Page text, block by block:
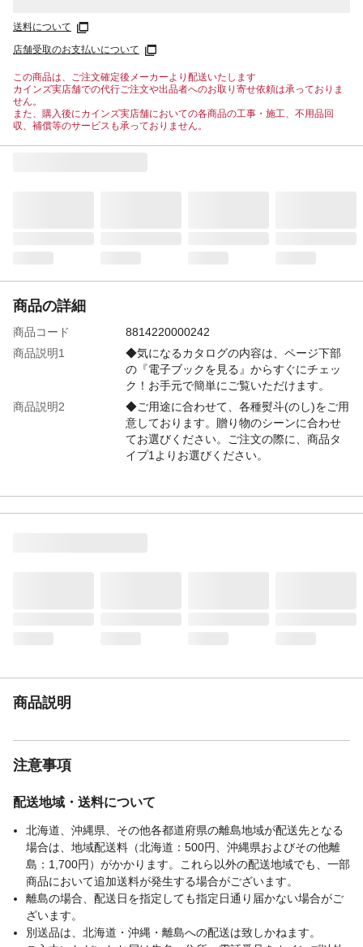
送料について
店舗受取のお支払いについて
この商品は、ご注文確定後メーカーより配送いたします
カインズ実店舗での代行ご注文や出品者へのお取り寄せ依頼は承っておりま
せん。
また、購入後にカインズ実店舗においての各商品の工事・施工、不用品回
収、補償等のサービスも承っておりません。
商品の詳細
商品コード
8814220000242
商品説明1
◆気になるカタログの内容は、ページ下部
の『電子ブックを見る』からすぐにチェッ
ク！お手元で簡単にご覧いただけます。
商品説明2
◆ご用途に合わせて、各種熨斗(のし)をご用
意しております。贈り物のシーンに合わせ
てお選びください。ご注文の際に、商品タ
イプ1よりお選びください。
注意事項1
●商品ラインナップはコースにより異なりま
本体サイズ-高さ(cm)
材質・原材料・原産
日本製
商品説明
注意事項
配送地域・送料について
北海道、沖縄県、その他各都道府県の離島地域が配送先となる
場合は、地域配送料（北海道：500円、沖縄県およびその他離
島：1,700円）がかかります。これら以外の配送地域でも、一部
商品において追加送料が発生する場合がございます。
離島の場合、配送日を指定しても指定日通り届かない場合がご
ざいます。
別送品は、北海道・沖縄・離島への配送は致しかねます。